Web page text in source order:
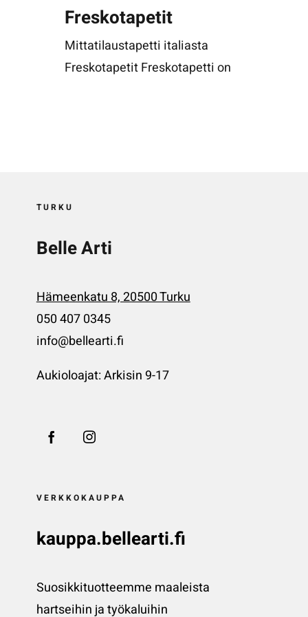
Freskotapetit
Mittatilaustapetti italiasta
Freskotapetit Freskotapetti on
TURKU
Belle Arti
Hämeenkatu 8, 20500 Turku
050 407 0345
info@bellearti.fi
Aukioloajat: Arkisin 9-17
VERKKOKAUPPA
kauppa.bellearti.fi
Suosikkituotteemme maaleista
hartseihin ja työkaluihin